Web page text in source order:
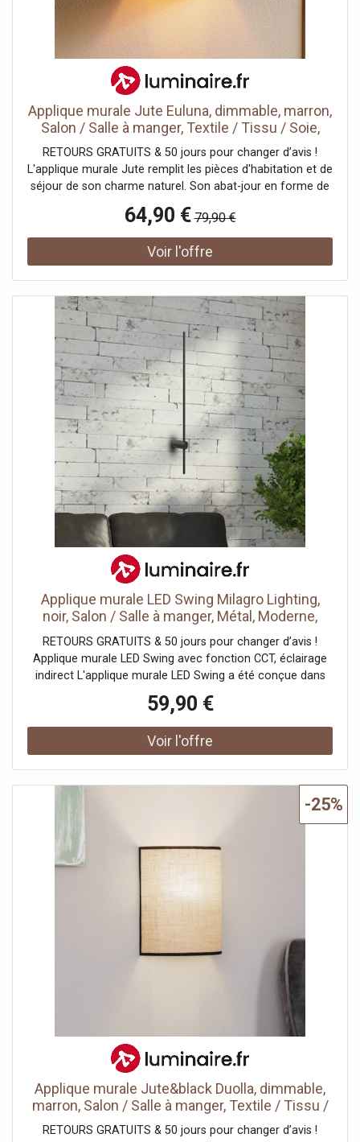
Applique murale Jute Euluna, dimmable, marron,
Salon / Salle à manger, Textile / Tissu / Soie,
Maison de campagne / Rustique, Applique
Murale Tissu
RETOURS GRATUITS & 50 jours pour changer d’avis !
L'applique murale Jute remplit les pièces d'habitation et de
séjour de son charme naturel. Son abat-jour en forme de
naturel. La lumière est diffusée par les ouvertures
supérieure et inférieure et pénètre doucement vers l'avant
à travers le tissu de jute.
64,90 € 79,90 €
Applique murale LED Swing Milagro Lighting,
noir, Salon / Salle à manger, Métal, Moderne,
Applique Murale LED
RETOURS GRATUITS & 50 jours pour changer d’avis !
Applique murale LED Swing avec fonction CCT, éclairage
indirect L'applique murale LED Swing a été conçue dans
des formes rondes avec un support mural cylindrique et
une tige mince et verticale dans laquelle sont intégrées les
LED à l'arrière. On obtient ainsi un éclairage indirect qui
peut être commuté en trois couleurs de lumière à l'aide
agréable, lumière blanche neutre pour une atmosphère
59,90 €
Applique murale Jute&black Duolla, dimmable,
marron, Salon / Salle à manger, Textile / Tissu /
Soie, Maison de campagne / Rustique, Applique
RETOURS GRATUITS & 50 jours pour changer d’avis !
-25%